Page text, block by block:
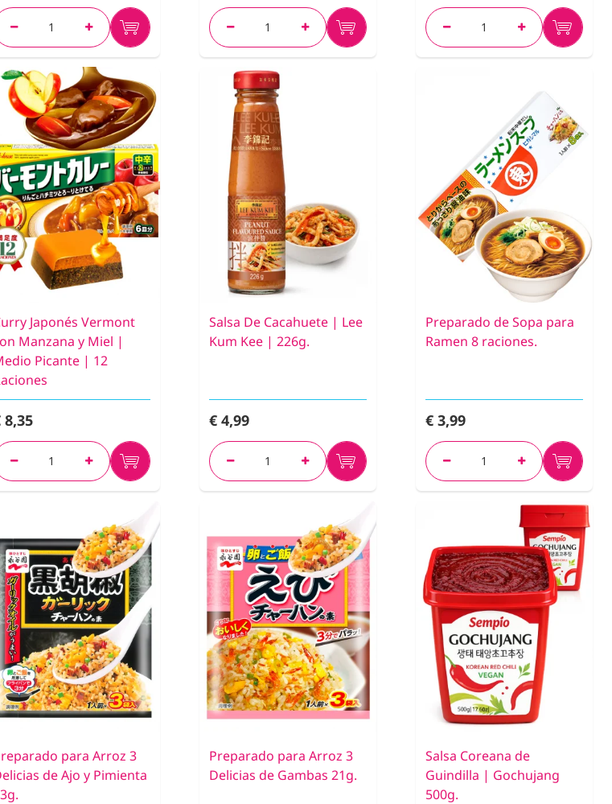
Japonés Vermont
Manzana y Miel |
Picante | 12
8,35
Salsa De Cacahuete | Lee
Kum Kee | 226g.
€ 4,99
Preparado de Sopa para
Ramen 8 raciones.
€ 3,99
para Arroz 3
de Ajo y Pimienta
Preparado para Arroz 3
Delicias de Gambas 21g.
Salsa Coreana de
Guindilla | Gochujang
500g.